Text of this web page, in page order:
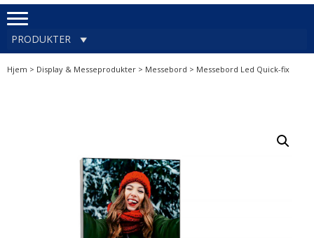
PRODUKTER
Hjem > Display & Messeprodukter > Messebord > Messebord Led Quick-fix